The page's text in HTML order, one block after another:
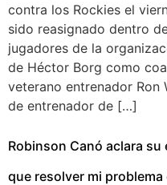
contra los Rockies el
sido reasignado dentro
jugadores de la
de Héctor Borg como
veterano entrenador Ron
de entrenador de […]
Robinson Canó aclara
que resolver mi problema